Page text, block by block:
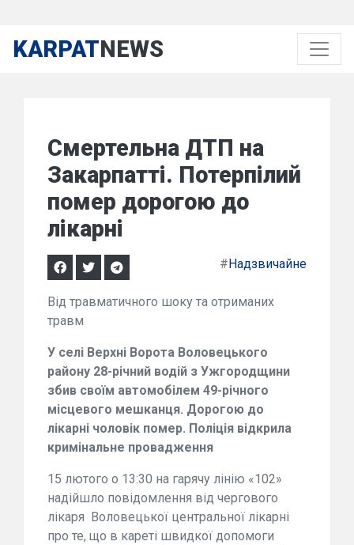
KARPATNEWS
Смертельна ДТП на
Закарпатті. Потерпілий
помер дорогою до
лікарні
#Надзвичайне
Від травматичного шоку та отриманих
травм
У селі Верхні Ворота Воловецького
району 28-річний водій з Ужгородщини
збив своїм автомобілем 49-річного
місцевого мешканця. Дорогою до
лікарні чоловік помер. Поліція відкрила
кримінальне провадження
15 лютого о 13:30 на гарячу лінію «102»
надійшло повідомлення від чергового
лікаря Воловецької центральної лікарні
про те, що в кареті швидкої допомоги